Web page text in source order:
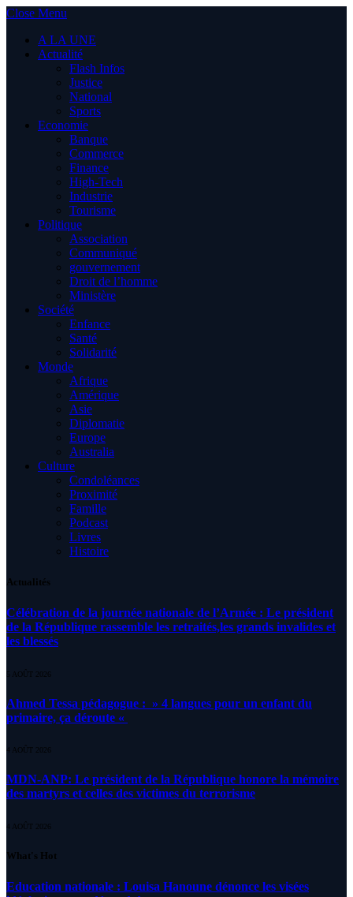
Close Menu
A LA UNE
Actualité
Flash Infos
Justice
National
Sports
Economie
Banque
Commerce
Finance
High-Tech
Industrie
Tourisme
Politique
Association
Communiqué
gouvernement
Droit de l’homme
Ministère
Société
Enfance
Santé
Solidarité
Monde
Afrique
Amérique
Asie
Diplomatie
Europe
Australia
Culture
Condoléances
Proximité
Famille
Podcast
Livres
Histoire
Actualités
Célébration de la journée nationale de l’Armée : Le président
de la République rassemble les retraités,les grands invalides et
les blessés
5 AOÛT 2026
Ahmed Tessa pédagogue : » 4 langues pour un enfant du
primaire, ça déroute «
4 AOÛT 2026
MDN-ANP: Le président de la République honore la mémoire
des martyrs et celles des victimes du terrorisme
4 AOÛT 2026
What's Hot
Education nationale : Louisa Hanoune dénonce les visées